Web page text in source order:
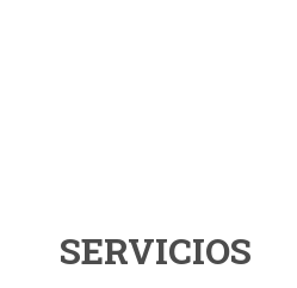
SERVICIOS